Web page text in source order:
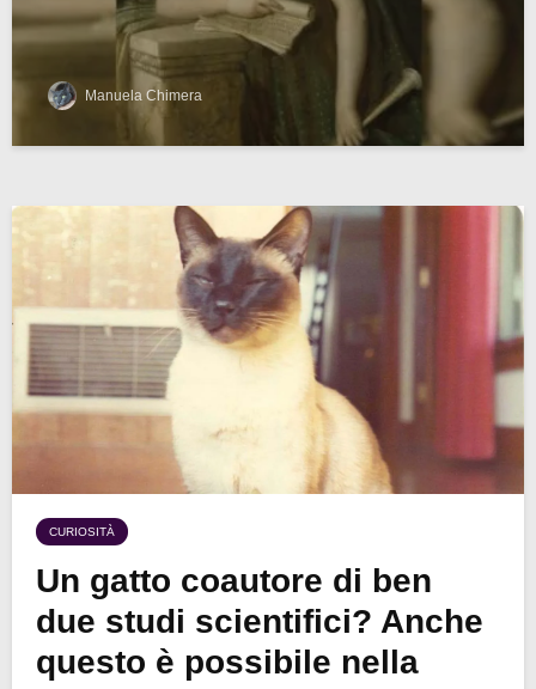
Manuela Chimera
CURIOSITÀ
Un gatto coautore di ben
due studi scientifici? Anche
questo è possibile nella